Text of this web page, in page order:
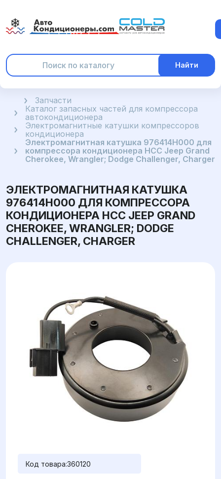
Найти
ГлавнаяЗапчасти
Каталог запасных частей для компрессора
автокондиционера
Электромагнитные катушки компрессоров
кондиционера
Электромагнитная катушка 976414H000 для
компрессора кондиционера HCC Jeep Grand
Cherokee, Wrangler; Dodge Challenger, Charger
ЭЛЕКТРОМАГНИТНАЯ КАТУШКА
976414H000 ДЛЯ КОМПРЕССОРА
КОНДИЦИОНЕРА HCC JEEP GRAND
CHEROKEE, WRANGLER; DODGE
CHALLENGER, CHARGER
Код товара:360120